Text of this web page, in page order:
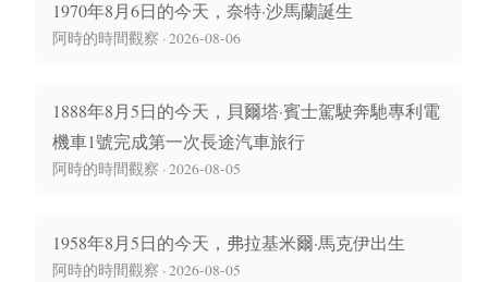
1970年8月6日的今天，奈特·沙馬蘭誕生
阿時的時間觀察 · 2026-08-06
1888年8月5日的今天，貝爾塔·賓士駕駛奔馳專利電
機車1號完成第一次長途汽車旅行
阿時的時間觀察 · 2026-08-05
1958年8月5日的今天，弗拉基米爾·馬克伊出生
阿時的時間觀察 · 2026-08-05